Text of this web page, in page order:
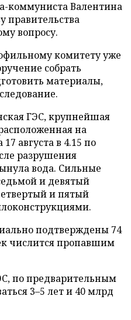
коммуниста Валентина
правительства
вопросу.
комитету уже
собрать
материалы,
ГЭС, крупнейшая
на
августа в 4.15 по
разрушения
вода. Сильные
и девятый
и пятый
подтверждены 74
числится пропавшим
по предварительным
3–5 лет и 40 млрд